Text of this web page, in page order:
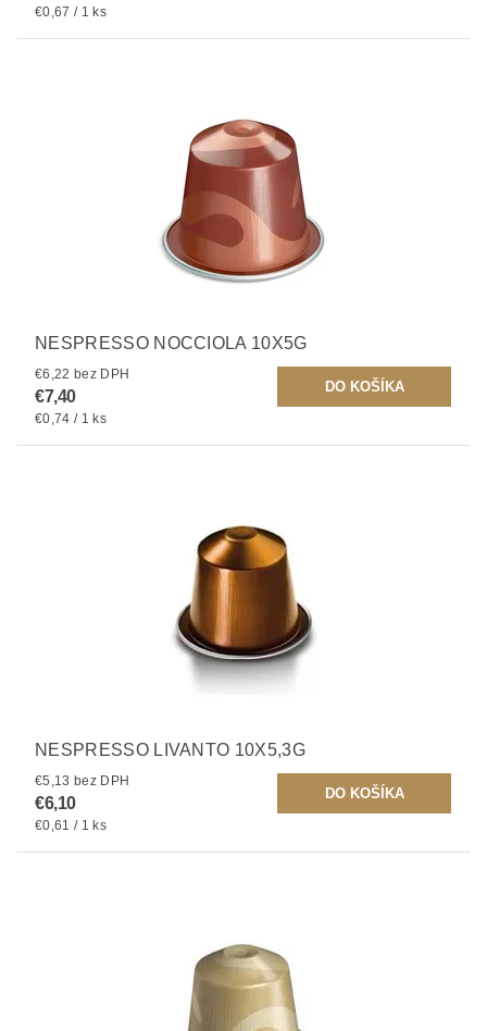
€0,67 / 1 ks
NESPRESSO NOCCIOLA 10X5G
€6,22 bez DPH
€7,40
€0,74 / 1 ks
NESPRESSO LIVANTO 10X5,3G
€5,13 bez DPH
€6,10
€0,61 / 1 ks